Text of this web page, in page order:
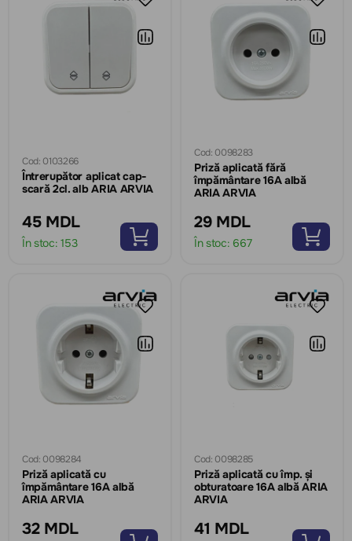
Cod: 0103266
Întrerupător aplicat cap-
scară 2cl. alb ARIA ARVIA
45 MDL
În stoc: 153
Cod: 0098283
Priză aplicată fără
împământare 16A albă
ARIA ARVIA
29 MDL
În stoc: 667
Cod: 0098284
Priză aplicată cu
împământare 16A albă
ARIA ARVIA
32 MDL
Cod: 0098285
Priză aplicată cu împ. și
obturatoare 16A albă ARIA
ARVIA
41 MDL